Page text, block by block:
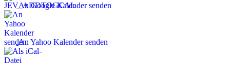
An Google Kalender senden
An Yahoo Kalender senden